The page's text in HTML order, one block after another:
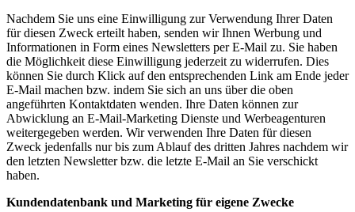
Nachdem Sie uns eine Einwilligung zur Verwendung Ihrer Daten
für diesen Zweck erteilt haben, senden wir Ihnen Werbung und
Informationen in Form eines Newsletters per E-Mail zu. Sie haben
die Möglichkeit diese Einwilligung jederzeit zu widerrufen. Dies
können Sie durch Klick auf den entsprechenden Link am Ende jeder
E-Mail machen bzw. indem Sie sich an uns über die oben
angeführten Kontaktdaten wenden. Ihre Daten können zur
Abwicklung an E-Mail-Marketing Dienste und Werbeagenturen
weitergegeben werden. Wir verwenden Ihre Daten für diesen
Zweck jedenfalls nur bis zum Ablauf des dritten Jahres nachdem wir
den letzten Newsletter bzw. die letzte E-Mail an Sie verschickt
haben.
Kundendatenbank und Marketing für eigene Zwecke